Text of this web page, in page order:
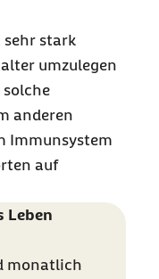
sehr stark
umzulegen
solche
anderen
Immunsystem
auf
Leben
monatlich